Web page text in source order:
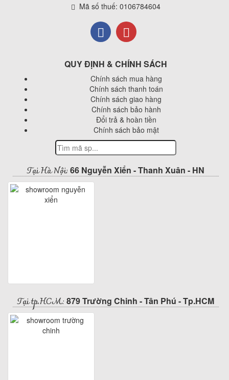
Mã số thuế: 0106784604
QUY ĐỊNH & CHÍNH SÁCH
Chính sách mua hàng
Chính sách thanh toán
Chính sách giao hàng
Chính sách bảo hành
Đổi trả & hoàn tiền
Chính sách bảo mật
Tại Hà Nội: 66 Nguyễn Xiển - Thanh Xuân - HN
Tại tp.HCM: 879 Trường Chinh - Tân Phú - Tp.HCM